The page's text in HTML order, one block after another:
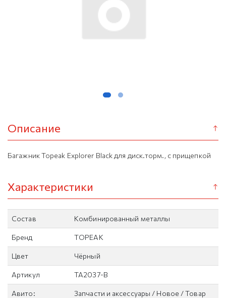
Описание
Багажник Topeak Explorer Black для диск.торм., с прищепкой
Характеристики
Состав Комбинированный металлы
Бренд TOPEAK
Цвет Чёрный
Артикул TA2037-B
Авито:
Запчасти и аксессуары / Новое / Товар